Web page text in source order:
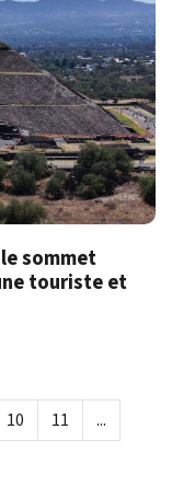
sommet
touriste et
10 11
...